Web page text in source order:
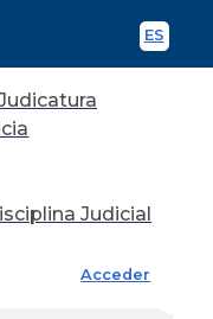
ES
Acceder